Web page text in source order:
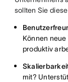
sollten Sie
Können
produktiv
mit?